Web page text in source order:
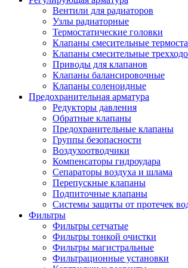
Вентили для радиаторов
Узлы радиаторные
Термостатические головки
Клапаны смесительные
Клапаны смесительные
Приводы для клапанов
Клапаны балансировочные
Клапаны соленоидные
Предохранительная арматура
Редукторы давления
Обратные клапаны
Предохранительные клапаны
Группы безопасности
Воздухоотводчики
Компенсаторы гидроудара
Сепараторы воздуха и шлама
Перепускные клапаны
Подпиточные клапаны
Системы защиты от протечек
Фильтры
Фильтры сетчатые
Фильтры тонкой очистки
Фильтры магистральные
Фильтрационные установки